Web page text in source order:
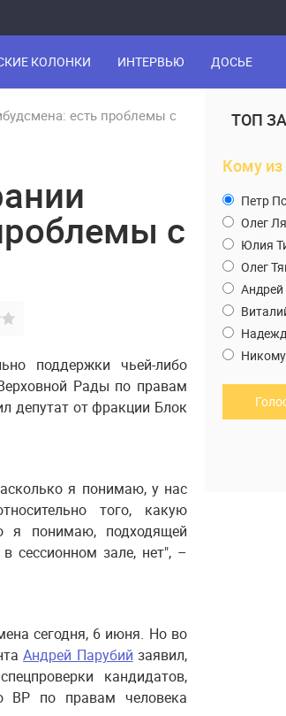
КОЛОНКИ ИНТЕРВЬЮ ДОСЬЕ
есть проблемы с
с
поддержки чьей-либо
Рады по правам
депутат от фракции Блок
я понимаю, у нас
того, какую
я понимаю, подходящей
сессионном зале, нет", –
сегодня, 6 июня. Но во
Андрей Парубий заявил,
кандидатов,
ВР по правам человека
ТОП
Кому из
Петр
Олег
Юлия
Олег
Никому